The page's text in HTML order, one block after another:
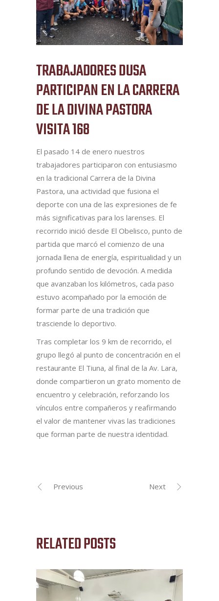
TRABAJADORES DUSA
PARTICIPAN EN LA CARRERA
DE LA DIVINA PASTORA
VISITA 168
El pasado 14 de enero nuestros
trabajadores participaron con entusiasmo
en la tradicional Carrera de la Divina
Pastora, una actividad que fusiona el
deporte con una de las expresiones de fe
más significativas para los larenses. El
recorrido inició desde El Obelisco, punto de
partida que marcó el comienzo de una
jornada llena de energía, espiritualidad y un
profundo sentido de devoción. A medida
que avanzaban los kilómetros, cada paso
estuvo acompañado por la emoción de
formar parte de una tradición que
trasciende lo deportivo.
Tras completar los 9 km de recorrido, el
grupo llegó al punto de concentración en el
restaurante El Tiuna, al final de la Av. Lara,
donde compartieron un grato momento de
encuentro y celebración, reforzando los
vínculos entre compañeros y reafirmando
el valor de mantener vivas las tradiciones
que forman parte de nuestra identidad.
Previous Next
RELATED POSTS